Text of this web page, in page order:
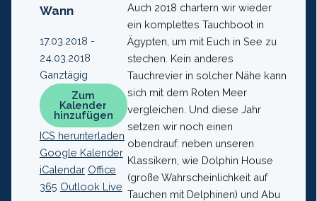
Wann
17.03.2018 -
24.03.2018
Ganztägig
Zum
Kalender
hinzufügen
ICS herunterladen
Google Kalender
iCalendar Office
365 Outlook Live
Auch 2018 chartern wir wieder
ein komplettes Tauchboot in
Ägypten, um mit Euch in See zu
stechen. Kein anderes
Tauchrevier in solcher Nähe kann
sich mit dem Roten Meer
vergleichen. Und diese Jahr
setzen wir noch einen
obendrauf: neben unseren
Klassikern, wie Dolphin House
(große Wahrscheinlichkeit auf
Tauchen mit Delphinen) und Abu